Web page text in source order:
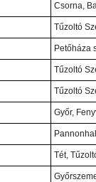
Csorna,
Tűzoltó
Petőháza
Tűzoltó
Tűzoltó
Győr,
Tét,